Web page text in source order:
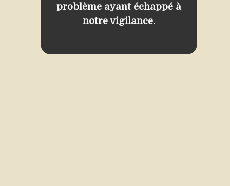
problème ayant échappé à
notre vigilance.